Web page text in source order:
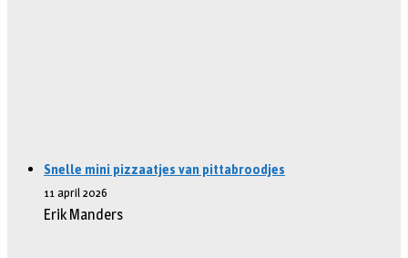
Snelle mini pizzaatjes van pittabroodjes
11 april 2026
Erik Manders